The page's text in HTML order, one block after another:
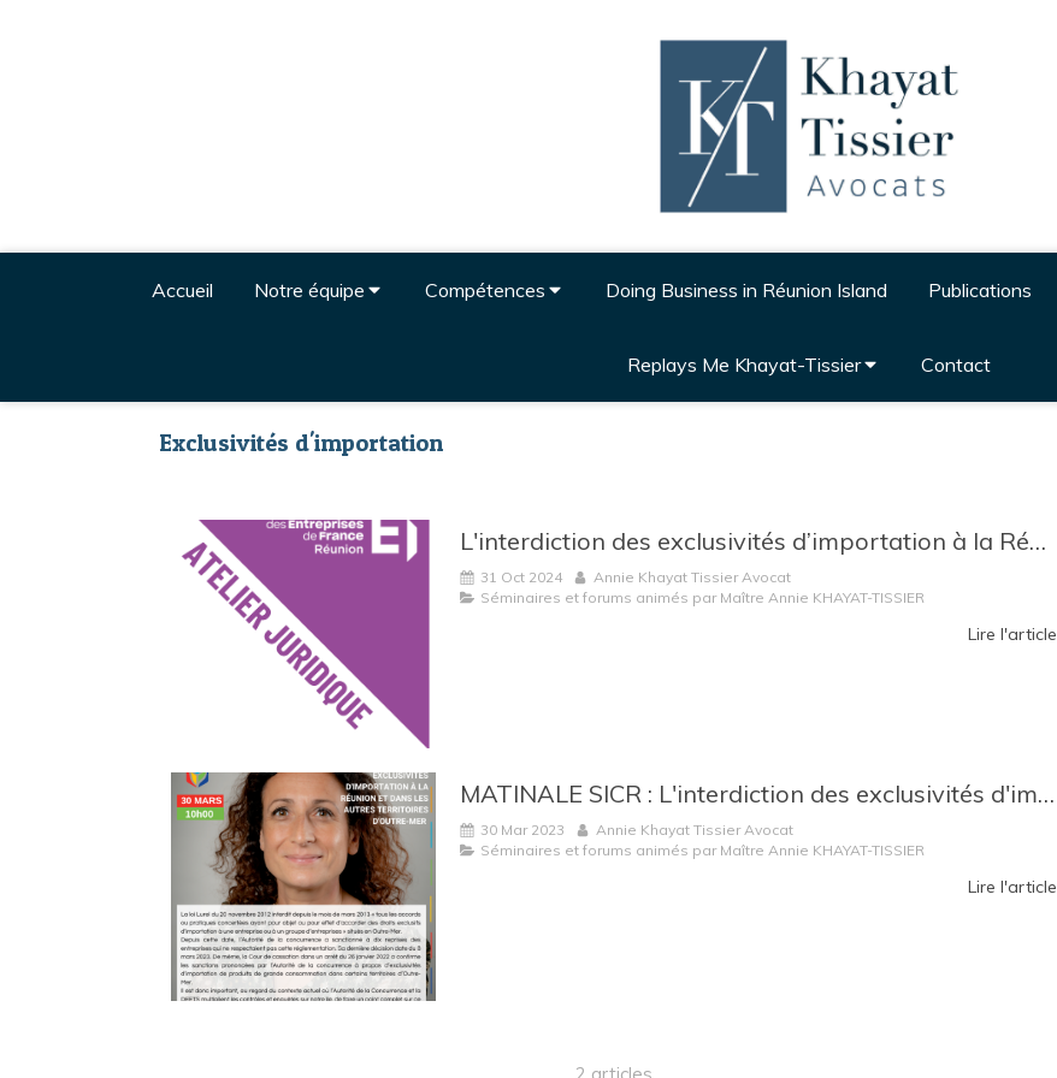
Accueil Notre équipe Compétences Doing Business in Réunion Island Publications
Replays Me Khayat-Tissier Contact
Exclusivités d'importation
L'interdiction des exclusivités d’importation à la Réunion
31 Oct 2024
Annie Khayat Tissier Avocat
Séminaires et forums animés par Maître Annie KHAYAT-TISSIER
Lire l'article
MATINALE SICR : L'interdiction des exclusivités d'importation à la Réunion et dans les autres territoires d'Outre-Mer (30/03/2023)
30 Mar 2023
Annie Khayat Tissier Avocat
Séminaires et forums animés par Maître Annie KHAYAT-TISSIER
Lire l'article